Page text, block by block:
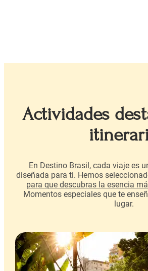
Actividades
En Destino Brasil, cada viaje es
diseñada para ti. Hemos
para que descubras la esencia
Momentos especiales que te
lugar.